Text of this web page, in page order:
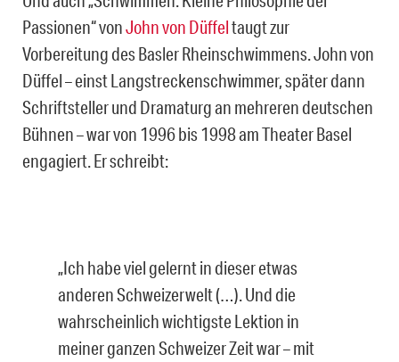
Passionen“ vonJohn von Düffeltaugt zur
Vorbereitung des Basler Rheinschwimmens. John von
Düffel – einst Langstreckenschwimmer, später dann
Schriftsteller und Dramaturg an mehreren deutschen
Bühnen – war von 1996 bis 1998 am Theater Basel
engagiert. Er schreibt:
„Ich habe viel gelernt in dieser etwas
anderen Schweizerwelt (…). Und die
wahrscheinlich wichtigste Lektion in
meiner ganzen Schweizer Zeit war – mit